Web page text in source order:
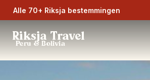
Alle 70+ Riksja bestemmingen
Riksja Travel
Peru & Bolivia